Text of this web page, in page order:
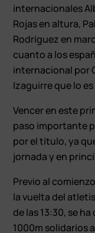
internacionales
Rojas en altura,
Rodríguez en
cuanto a los
internacional por
Izaguirre que lo es
Vencer en este
paso importante
por el título, ya
jornada y en
Previo al
la vuelta del
de las 13:30, se
1000m solidarios